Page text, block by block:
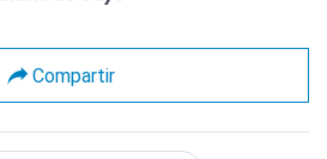
Compartir